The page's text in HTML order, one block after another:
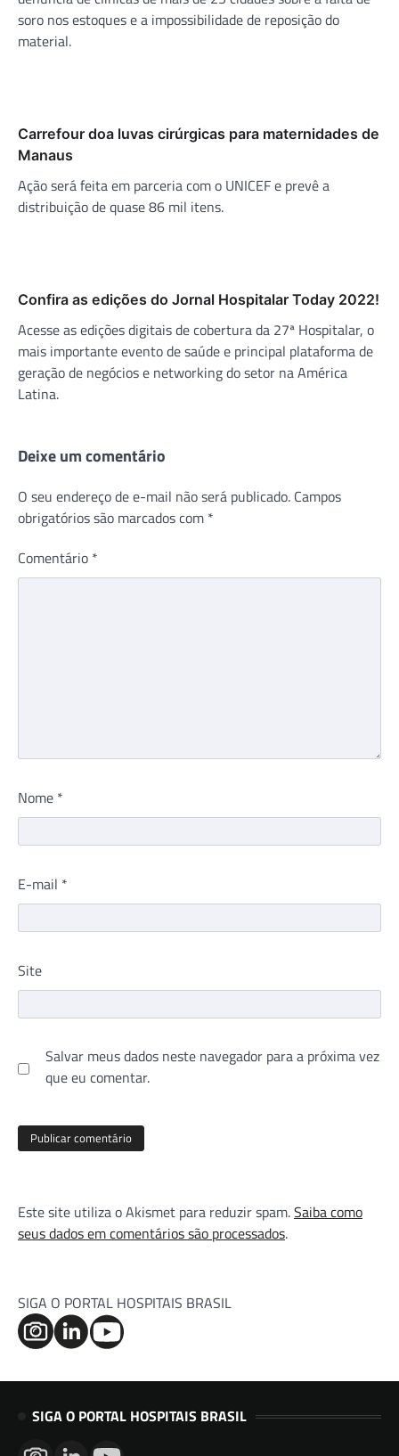
soro nos estoques e a impossibilidade de reposição do
material.
Carrefour doa luvas cirúrgicas para maternidades de
Manaus
Ação será feita em parceria com o UNICEF e prevê a
distribuição de quase 86 mil itens.
Confira as edições do Jornal Hospitalar Today 2022!
Acesse as edições digitais de cobertura da 27ª Hospitalar, o
mais importante evento de saúde e principal plataforma de
geração de negócios e networking do setor na América
Latina.
Deixe um comentário
O seu endereço de e-mail não será publicado. Campos
obrigatórios são marcados com *
Comentário *
Nome *
E-mail *
Site
Salvar meus dados neste navegador para a próxima vez
que eu comentar.
Este site utiliza o Akismet para reduzir spam.Saiba como
seus dados em comentários são processados.
SIGA O PORTAL HOSPITAIS BRASIL
SIGA O PORTAL HOSPITAIS BRASIL